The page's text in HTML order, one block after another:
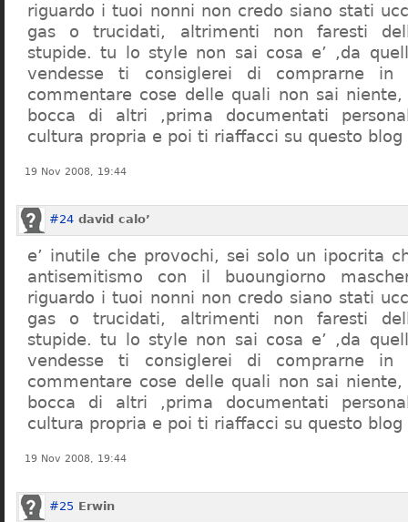
riguardo i tuoi nonni non credo siano stati
gas o trucidati, altrimenti non faresti
stupide. tu lo style non sai cosa e’ ,da
vendesse ti consiglerei di comprarne in
commentare cose delle quali non sai
bocca di altri ,prima documentati
cultura propria e poi ti riaffacci su questo blog
19 Nov 2008, 19:44
#24 david calo’
e’ inutile che provochi, sei solo un ipocrita
antisemitismo con il buoungiorno
riguardo i tuoi nonni non credo siano stati
gas o trucidati, altrimenti non faresti
stupide. tu lo style non sai cosa e’ ,da
vendesse ti consiglerei di comprarne in
commentare cose delle quali non sai
bocca di altri ,prima documentati
cultura propria e poi ti riaffacci su questo blog
19 Nov 2008, 19:44
#25 Erwin